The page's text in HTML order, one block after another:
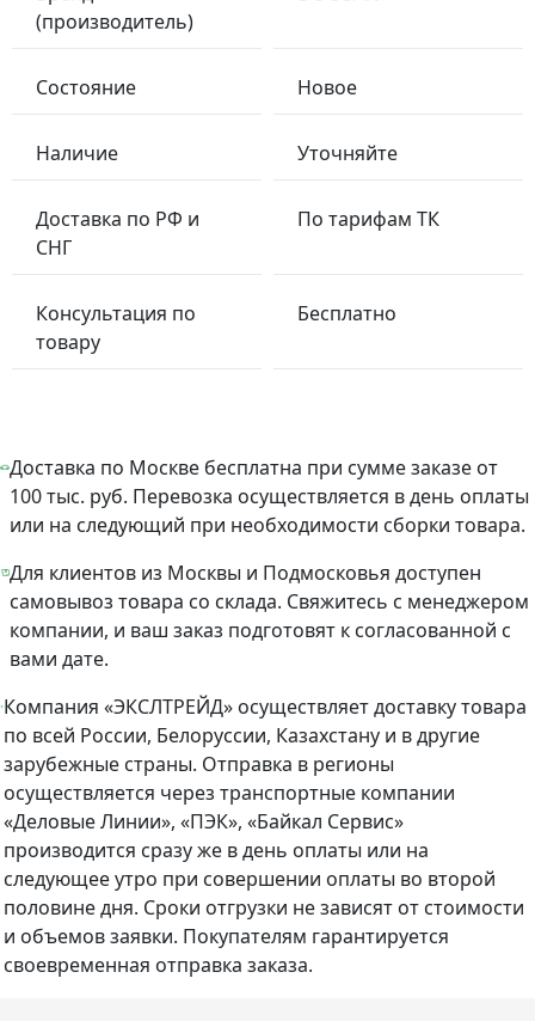
(производитель)
Состояние Новое
Наличие Уточняйте
Доставка по РФ и
СНГ
По тарифам ТК
Консультация по
товару
Бесплатно
Доставка по Москве бесплатна при сумме заказе от
100 тыс. руб. Перевозка осуществляется в день оплаты
или на следующий при необходимости сборки товара.
Для клиентов из Москвы и Подмосковья доступен
самовывоз товара со склада. Свяжитесь с менеджером
компании, и ваш заказ подготовят к согласованной с
вами дате.
Компания «ЭКСЛТРЕЙД» осуществляет доставку товара
по всей России, Белоруссии, Казахстану и в другие
зарубежные страны. Отправка в регионы
осуществляется через транспортные компании
«Деловые Линии», «ПЭК», «Байкал Сервис»
производится сразу же в день оплаты или на
следующее утро при совершении оплаты во второй
половине дня. Сроки отгрузки не зависят от стоимости
и объемов заявки. Покупателям гарантируется
своевременная отправка заказа.